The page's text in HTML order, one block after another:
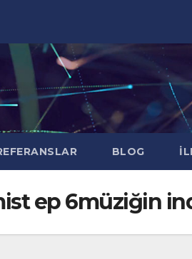
BLOG
ep 6müziğin